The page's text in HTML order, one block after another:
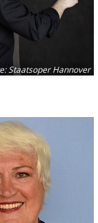
:Staatsoper Hannover